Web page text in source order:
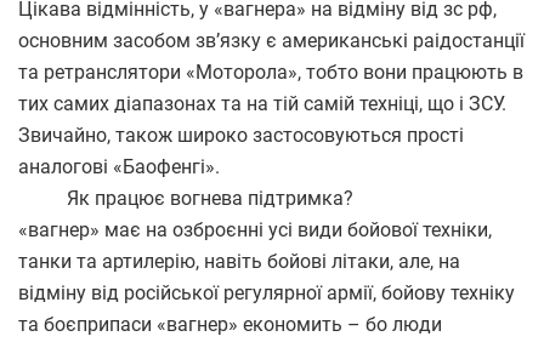
Цікава відмінність, у «вагнера» на відміну від зс рф,
основним засобом зв’язку є американські раідостанції
та ретранслятори «Моторола», тобто вони працюють в
тих самих діапазонах та на тій самій техніці, що і ЗСУ.
Звичайно, також широко застосовуються прості
аналогові «Баофенгі».
Як працює вогнева підтримка?
«вагнер» має на озброєнні усі види бойової техніки,
танки та артилерію, навіть бойові літаки, але, на
відміну від російської регулярної армії, бойову техніку
та боєприпаси «вагнер» економить – бо люди